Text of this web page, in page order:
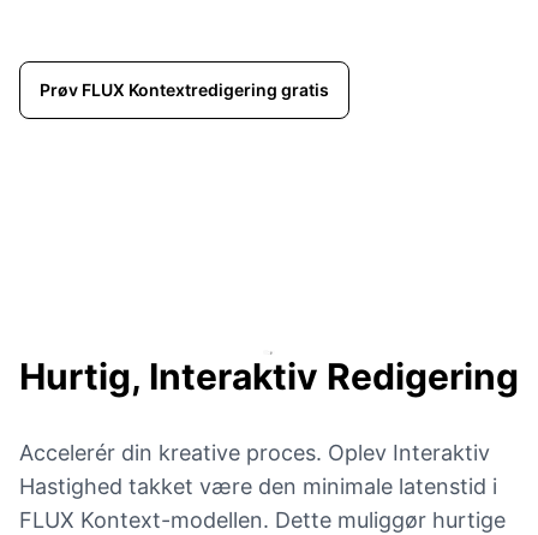
Prøv FLUX Kontextredigering gratis
Hurtig, Interaktiv Redigering
Accelerér din kreative proces. Oplev Interaktiv
Hastighed takket være den minimale latenstid i
FLUX Kontext-modellen. Dette muliggør hurtige